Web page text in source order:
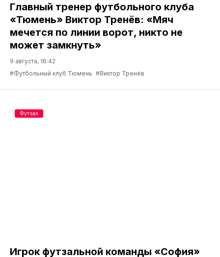
Главный тренер футбольного клуба
«Тюмень» Виктор Тренёв: «Мяч
мечется по линии ворот, никто не
может замкнуть»
9 августа, 16:42
#Футбольный клуб Тюмень #Виктор Тренёв
Игрок футзальной команды «София»
Футзал